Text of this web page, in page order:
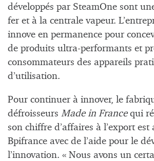
développés par SteamOne sont
fer et à la centrale vapeur.
innove en permanence pour
de produits ultra-performants et
consommateurs des appareils
d’utilisation.
Pour continuer à innover, le
défroisseurs Made in Francequi
son chiffre d’affaires à l’export est
Bpifrance avec de l’aide pour le
l’innovation. « Nous avons un